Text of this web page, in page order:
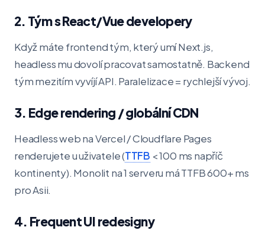
2. Tým s React/Vue developery
Když máte frontend tým, který umí Next.js,
headless mu dovolí pracovat samostatně. Backend
tým mezitím vyvíjí API. Paralelizace = rychlejší vývoj.
3. Edge rendering / globální CDN
Headless web na Vercel / Cloudflare Pages
renderujete u uživatele (TTFB < 100 ms napříč
kontinenty). Monolit na 1 serveru má TTFB 600+ ms
pro Asii.
4. Frequent UI redesigny